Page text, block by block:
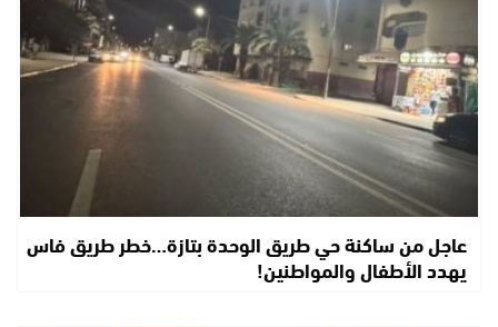
عاجل من ساكنة حي طريق الوحدة بتازة…خطر طريق فاس
يهدد الأطفال والمواطنين!